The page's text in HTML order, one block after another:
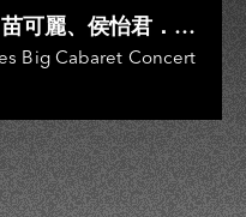
可麗、侯怡君．
田、鳥來嬤-吳
樺、吳淑敏、施文
雯、陳孟賢、黃露
Big Cabaret Concert